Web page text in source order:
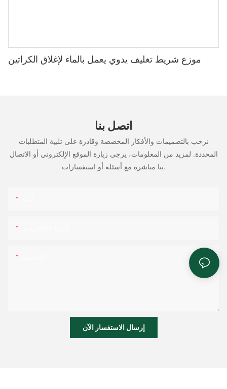
موزع شريط تغليف يدوي يعمل بالماء لإغلاق الكراتين
اتصل بنا
نرحب بالتصميمات والأفكار المخصصة وقادرة على تلبية المتطلبات
المحددة. لمزيد من المعلومات، يرجى زيارة الموقع الإلكتروني أو الاتصال
بنا مباشرة مع أسئلة أو استفسارات.
إرسال الاستفسار الآن